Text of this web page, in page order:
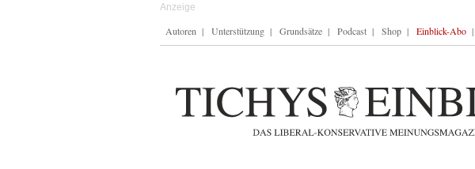
Autoren Unterstützung Grundsätze Podcast Shop Einblick-Abo